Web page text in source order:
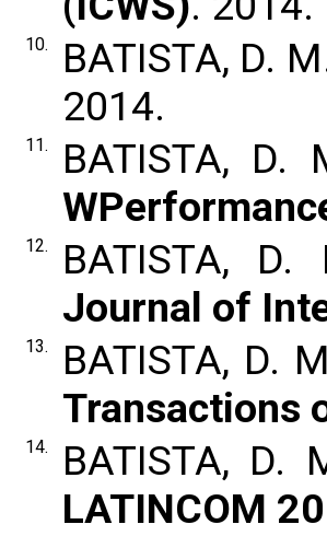
10. BATISTA, D.
2014.
11. BATISTA, D.
12. BATISTA, D.
Journal of
13. BATISTA, D.
Transactions
14. BATISTA, D.
LATINCOM